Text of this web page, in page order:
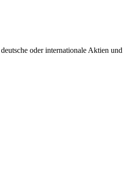
oder internationale Aktien und